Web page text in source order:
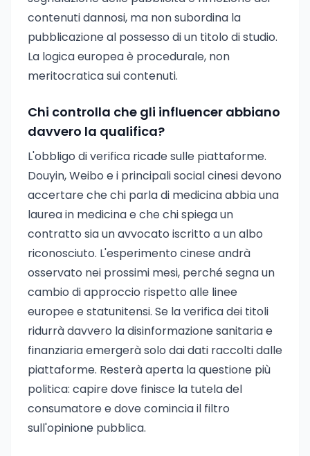
contenuti dannosi, ma non subordina la
pubblicazione al possesso di un titolo di studio.
La logica europea è procedurale, non
meritocratica sui contenuti.
Chi controlla che gli influencer abbiano
davvero la qualifica?
L'obbligo di verifica ricade sulle piattaforme.
Douyin, Weibo e i principali social cinesi devono
accertare che chi parla di medicina abbia una
laurea in medicina e che chi spiega un
contratto sia un avvocato iscritto a un albo
riconosciuto. L'esperimento cinese andrà
osservato nei prossimi mesi, perché segna un
cambio di approccio rispetto alle linee
europee e statunitensi. Se la verifica dei titoli
ridurrà davvero la disinformazione sanitaria e
finanziaria emergerà solo dai dati raccolti dalle
piattaforme. Resterà aperta la questione più
politica: capire dove finisce la tutela del
consumatore e dove comincia il filtro
sull'opinione pubblica.